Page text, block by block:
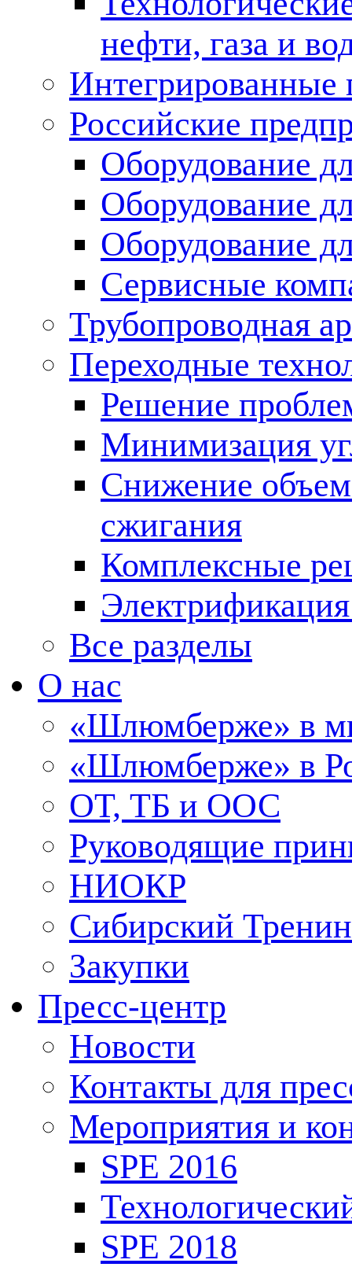
нефти, газа и
Российские
Оборудование
Оборудование
Оборудование
Сервисные
Трубопроводная
Переходные
Решение
Минимизация
Снижение
сжигания
Комплексные
Все разделы
О нас
«Шлюмберже» в
«Шлюмберже» в
ОТ, ТБ и ООС
Руководящие
НИОКР
Сибирский
Закупки
Пресс-центр
Новости
Контакты для
Мероприятия и
SPE 2016
SPE 2018